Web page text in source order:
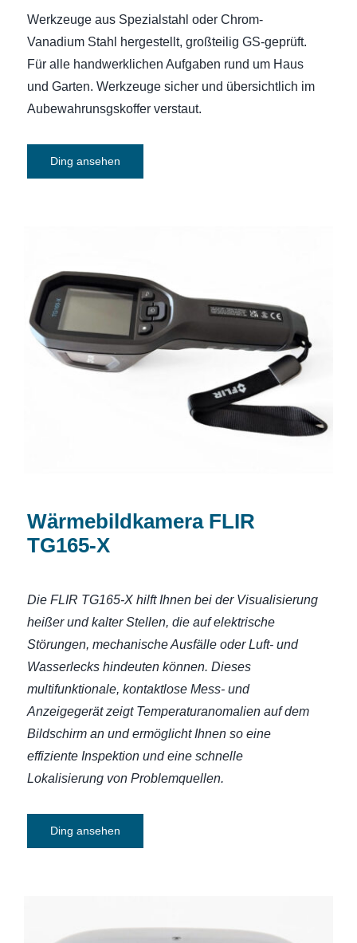
Werkzeuge aus Spezialstahl oder Chrom-
Vanadium Stahl hergestellt, großteilig GS-geprüft.
Für alle handwerklichen Aufgaben rund um Haus
und Garten. Werkzeuge sicher und übersichtlich im
Aubewahrunsgskoffer verstaut.
Ding ansehen
Wärmebildkamera FLIR TG165-X
Wärmebildkamera FLIR
TG165-X
Die FLIR TG165-X hilft Ihnen bei der Visualisierung
heißer und kalter Stellen, die auf elektrische
Störungen, mechanische Ausfälle oder Luft- und
Wasserlecks hindeuten können. Dieses
multifunktionale, kontaktlose Mess- und
Anzeigegerät zeigt Temperaturanomalien auf dem
Bildschirm an und ermöglicht Ihnen so eine
effiziente Inspektion und eine schnelle
Lokalisierung von Problemquellen.
Ding ansehen